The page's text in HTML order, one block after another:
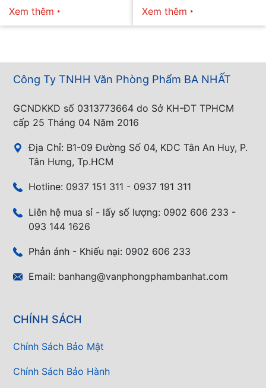
Xem thêm
Xem thêm
Công Ty TNHH Văn Phòng Phẩm BA NHẤT
GCNDKKD số 0313773664 do Sở KH-ĐT TPHCM
cấp 25 Tháng 04 Năm 2016
Địa Chỉ: B1-09 Đường Số 04, KDC Tân An Huy, P.
Tân Hưng, Tp.HCM
Hotline: 0937 151 311 - 0937 191 311
Liên hệ mua sỉ - lấy số lượng: 0902 606 233 -
093 144 1626
Phản ánh - Khiếu nại: 0902 606 233
Email: banhang@vanphongphambanhat.com
CHÍNH SÁCH
Chính Sách Bảo Mật
Chính Sách Bảo Hành